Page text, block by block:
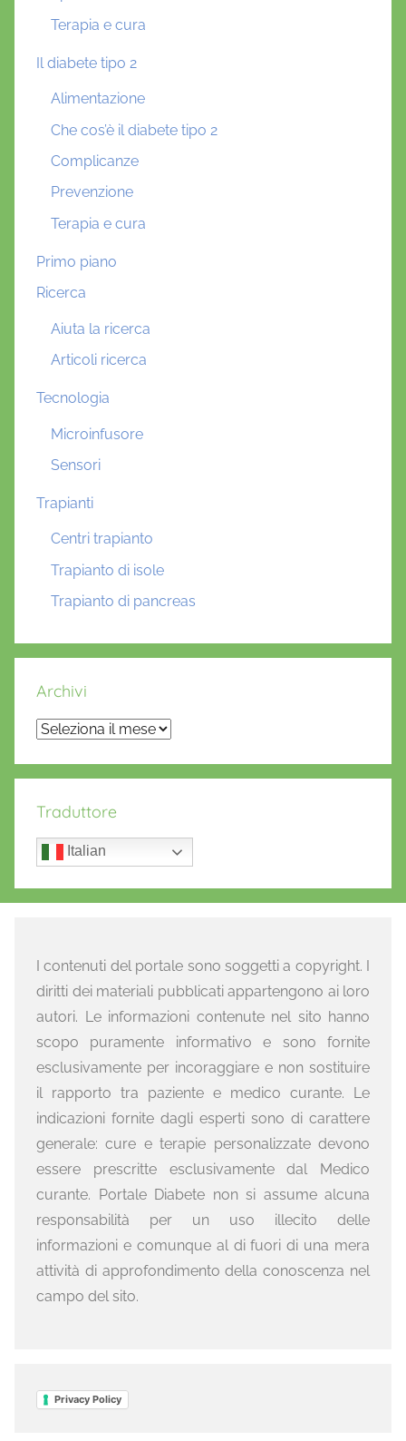
Terapia e cura
Il diabete tipo 2
Alimentazione
Che cos’è il diabete tipo 2
Complicanze
Prevenzione
Terapia e cura
Primo piano
Ricerca
Aiuta la ricerca
Articoli ricerca
Tecnologia
Microinfusore
Sensori
Trapianti
Centri trapianto
Trapianto di isole
Trapianto di pancreas
Archivi
Archivi
Traduttore
Italian
I contenuti del portale sono soggetti a copyright. I
diritti dei materiali pubblicati appartengono ai loro
autori. Le informazioni contenute nel sito hanno
scopo puramente informativo e sono fornite
esclusivamente per incoraggiare e non sostituire
il rapporto tra paziente e medico curante. Le
indicazioni fornite dagli esperti sono di carattere
generale: cure e terapie personalizzate devono
essere prescritte esclusivamente dal Medico
curante. Portale Diabete non si assume alcuna
responsabilità per un uso illecito delle
informazioni e comunque al di fuori di una mera
attività di approfondimento della conoscenza nel
campo del sito.
Privacy Policy